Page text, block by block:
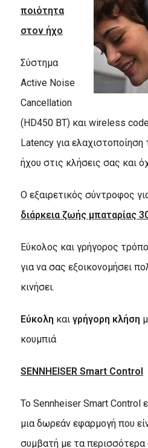
ποιότητα
στον ήχο
Σύστημα
Active Noise
Cancellation
(HD450 BT) και wireless
Latency για
ήχου στις κλήσεις σας και
Ο εξαιρετικός σύντροφος
διάρκεια ζωής μπαταρίας
Εύκολος και γρήγορος
για να σας εξοικονομήσει
κινήσει.
Eύκολη και γρήγορη κλήση
κουμπιά
SENNHEISER Smart Control
Το Sennheiser Smart Control
μια δωρεάν εφαρμογή που
συμβατή με τα περισσότερα